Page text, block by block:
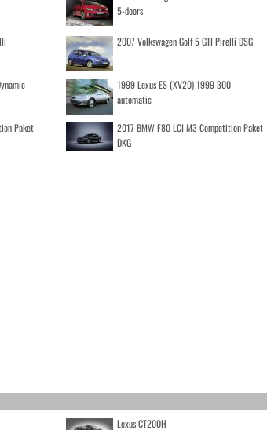
5-doors
2007 Volkswagen Golf 5 GTI Pirelli DSG
1999 Lexus ES (XV20) 1999 300
automatic
Paket
2017 BMW F80 LCI M3 Competition Paket
DKG
Lexus CT200H